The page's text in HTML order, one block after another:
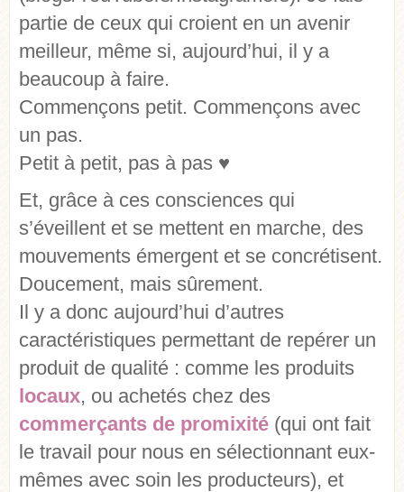
partie de ceux qui croient en un avenir
meilleur, même si, aujourd’hui, il y a
beaucoup à faire.
Commençons petit. Commençons avec
un pas.
Petit à petit, pas à pas ♥
Et, grâce à ces consciences qui
s’éveillent et se mettent en marche, des
mouvements émergent et se concrétisent.
Doucement, mais sûrement.
Il y a donc aujourd’hui d’autres
caractéristiques permettant de repérer un
produit de qualité : comme les produits
locaux, ou achetés chez des
commerçants de promixité (qui ont fait
le travail pour nous en sélectionnant eux-
mêmes avec soin les producteurs), et